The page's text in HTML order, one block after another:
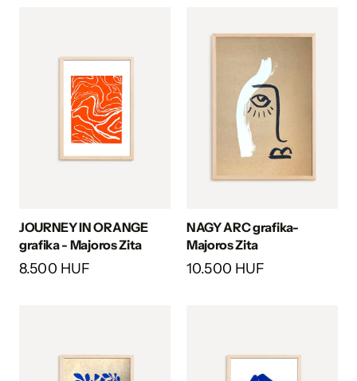
JOURNEY IN ORANGE
grafika - Majoros Zita
8.500 HUF
NAGY ARC grafika-
Majoros Zita
10.500 HUF